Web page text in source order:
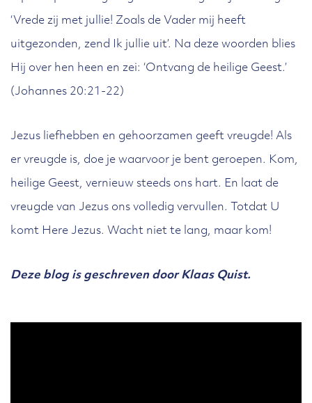
‘Vrede zij met jullie! Zoals de Vader mij heeft
uitgezonden, zend Ik jullie uit’. Na deze woorden blies
Hij over hen heen en zei: ‘Ontvang de heilige Geest.’
(Johannes 20:21-22)
Jezus liefhebben en gehoorzamen geeft vreugde! Als
er vreugde is, doe je waarvoor je bent geroepen. Kom,
heilige Geest, vernieuw steeds ons hart. En laat de
vreugde van Jezus ons volledig vervullen. Totdat U
komt Here Jezus. Wacht niet te lang, maar kom!
Deze blog is geschreven door Klaas Quist.